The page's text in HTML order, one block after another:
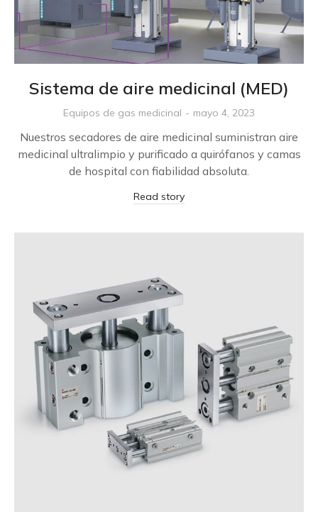
Sistema de aire medicinal (MED)
Equipos de gas medicinal mayo 4, 2023
Nuestros secadores de aire medicinal suministran aire
medicinal ultralimpio y purificado a quirófanos y camas
de hospital con fiabilidad absoluta.
Read story